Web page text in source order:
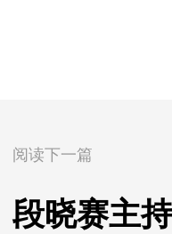
阅读下一篇
段晓赛主